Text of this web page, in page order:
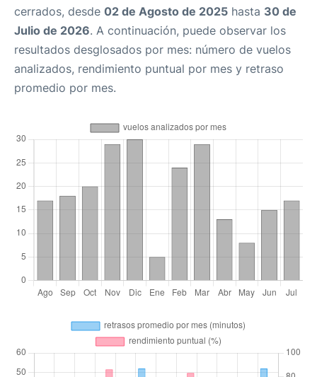
cerrados, desde 02 de Agosto de 2025 hasta 30 de
Julio de 2026. A continuación, puede observar los
resultados desglosados por mes: número de vuelos
analizados, rendimiento puntual por mes y retraso
promedio por mes.